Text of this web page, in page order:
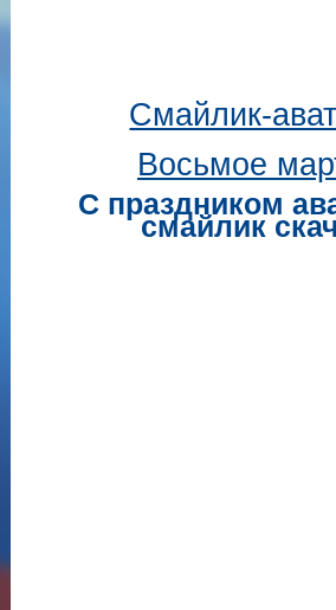
Смайлик-
Восьмое
С праздником
смайлик